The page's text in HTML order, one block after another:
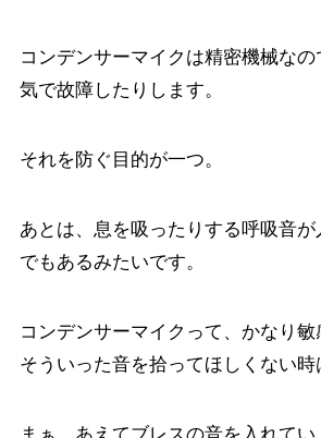
コンデンサーマイクは精密機械な
気で故障したりします。
それを防ぐ目的が一つ。
あとは、息を吸ったりする呼吸音
でもあるみたいです。
コンデンサーマイクって、かなり敏
そういった音を拾ってほしくない時